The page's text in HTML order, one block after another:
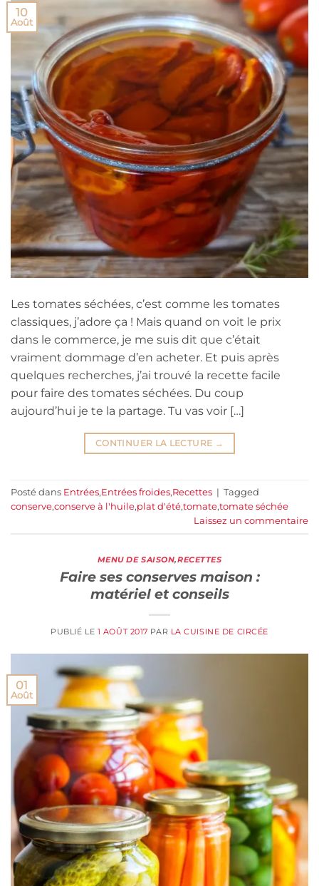
10
Août
Les tomates séchées, c’est comme les tomates
classiques, j’adore ça ! Mais quand on voit le prix
dans le commerce, je me suis dit que c’était
vraiment dommage d’en acheter. Et puis après
quelques recherches, j’ai trouvé la recette facile
pour faire des tomates séchées. Du coup
aujourd’hui je te la partage. Tu vas voir […]
CONTINUER LA LECTURE →
Posté dans Entrées,Entrées froides,Recettes | Tagged
conserve,conserve à l'huile,plat d'été,tomate,tomate séchée
Laissez un commentaire
MENU DE SAISON,RECETTES
Faire ses conserves maison :
matériel et conseils
PUBLIÉ LE 1 AOÛT 2017 PAR LA CUISINE DE CIRCÉE
01
Août